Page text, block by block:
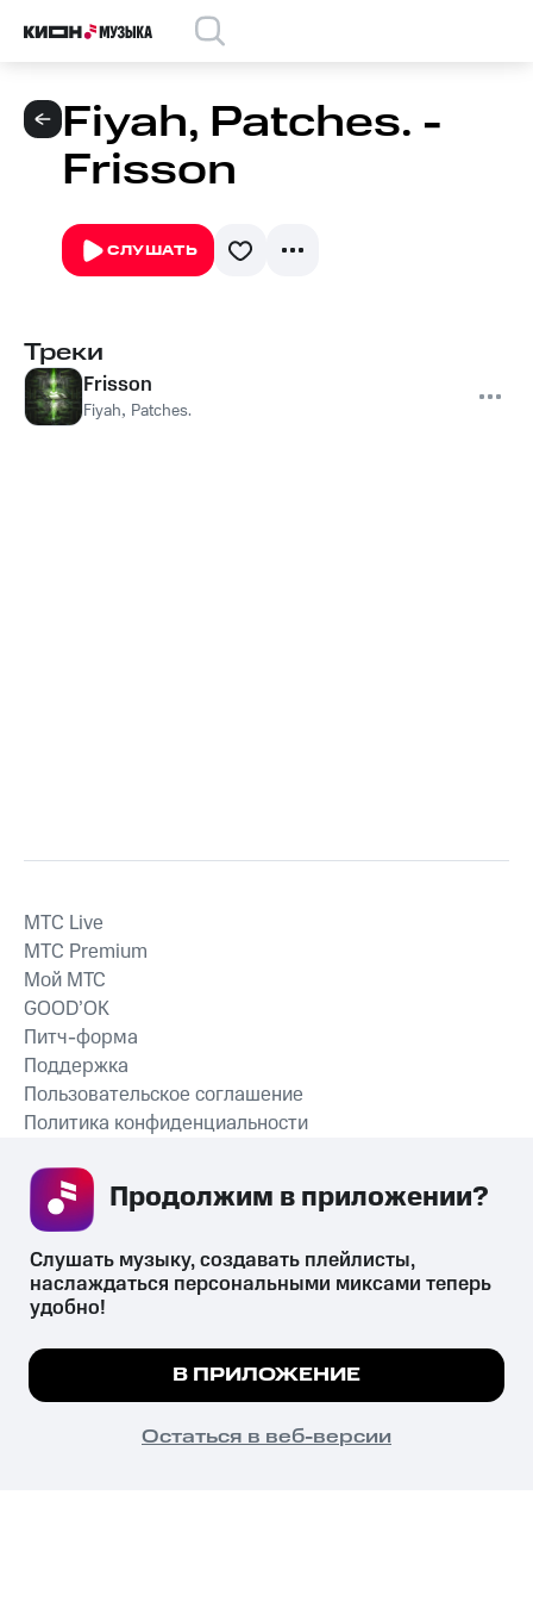
Fiyah, Patches. -
Frisson
СЛУШАТЬ
Треки
Frisson
Fiyah, Patches.
СКАЧАТЬ ПРИЛОЖЕНИЕ
MTС Live
MTС Premium
Мой МТС
GOOD’OK
Питч-форма
Поддержка
Пользовательское соглашение
Политика конфиденциальности
психотропных веществ, их аналогов причиняет вред здоровью,
их незаконный оборот запрещён и влечёт установленную
законодательством ответственность.
© 2026 ООО «КИОН».
Все права защищены
Мы используем куки, чтобы на сайте все
Подробнее
ПОНЯТНО
Слушать музыку, создавать плейлисты,
наслаждаться персональными миксами теперь
удобно!
В ПРИЛОЖЕНИЕ
Остаться в веб-версии